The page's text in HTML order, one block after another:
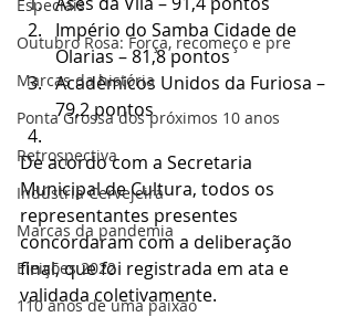
Especiais
Outubro Rosa: Força, recomeço e pre
Marcas da história
Ponta Grossa dos próximos 10 anos
Retrospectiva
Indústria Cervejeira
Marcas da pandemia
Eleições 2022
110 anos de uma paixão
Império do Samba Cidade de
Olarias – 81,8 pontos
Acadêmicos Unidos da Furiosa –
79,2 pontos
De acordo com a Secretaria
Municipal de Cultura, todos os
representantes presentes
concordaram com a deliberação
final, que foi registrada em ata e
validada coletivamente.